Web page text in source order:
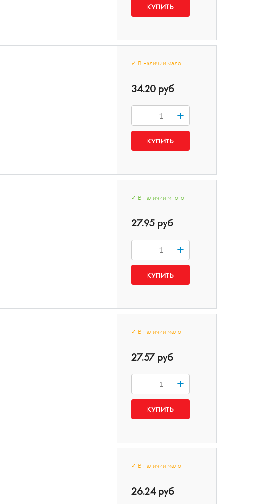
✓ В наличии мало
34.20 руб
+
✓ В наличии много
27.95 руб
+
✓ В наличии мало
27.57 руб
+
✓ В наличии мало
26.24 руб